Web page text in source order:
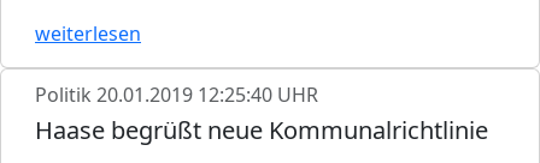
weiterlesen
Politik 20.01.2019 12:25:40 UHR
Haase begrüßt neue Kommunalrichtlinie